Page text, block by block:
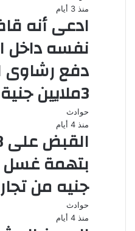
منذ 3 أيام
ادعى أنه
نفسه داخل
دفع
3ملايين جنية
حوادث
منذ 4 أيام
جنيه من
حوادث
منذ 4 أيام